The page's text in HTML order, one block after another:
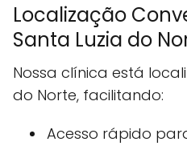
Localização
Santa Luzia do
Nossa clínica está
do Norte, facilitando:
Acesso rápido